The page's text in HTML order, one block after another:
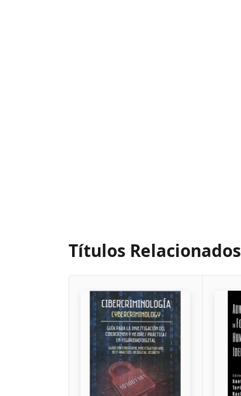
Títulos Relacionados